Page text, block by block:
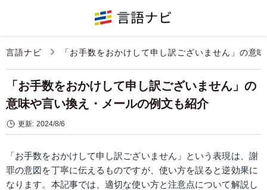
言語ナビ 「お手数をおかけして申し訳ございません」の意
「お手数をおかけして申し訳ございません」の
意味や言い換え・メールの例文も紹介
更新: 2024/8/6
「お手数をおかけして申し訳ございません」という表現は、謝
罪の意図を丁寧に伝えるものですが、使い方を誤ると逆効果に
なります。本記事では、適切な使い方と注意点について解説し